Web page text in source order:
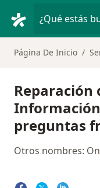
¿Qué estás
Página De Inicio
Reparación
preguntas
Otros nombres: